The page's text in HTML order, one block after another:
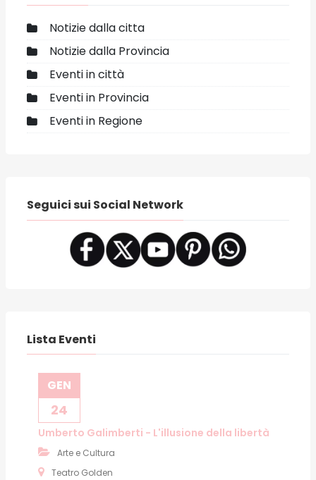
Notizie dalla citta
Notizie dalla Provincia
Eventi in città
Eventi in Provincia
Eventi in Regione
Seguici sui Social Network
Lista Eventi
GEN
24
Umberto Galimberti - L'illusione della libertà
Arte e Cultura
Teatro Golden